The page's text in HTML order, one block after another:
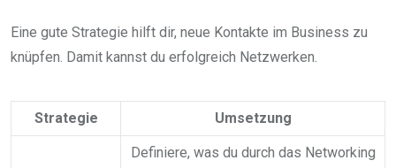
Eine gute Strategie hilft dir, neue Kontakte im Business zu
knüpfen. Damit kannst du erfolgreich Netzwerken.
Strategie Umsetzung
Definiere, was du durch das Networking